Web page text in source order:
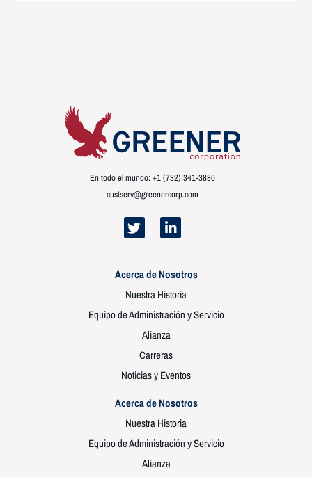
Acerca de Nosotros
Nuestra Historia
Equipo de Administración y Servicio
Alianza
Carreras
Noticias y Eventos
Acerca de Nosotros
Nuestra Historia
Equipo de Administración y Servicio
Alianza
En todo el mundo: +1 (732) 341-3880
custserv@greenercorp.com